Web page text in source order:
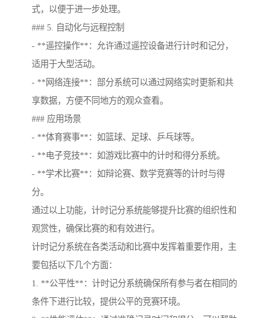
式，以便于进一步处理。
### 5. 自动化与远程控制
- **遥控操作**：允许通过遥控设备进行计时和记分，
适用于大型活动。
- **网络连接**：部分系统可以通过网络实时更新和共
享数据，方便不同地方的观众查看。
### 应用场景
- **体育赛事**：如篮球、足球、乒乓球等。
- **电子竞技**：如游戏比赛中的计时和得分系统。
- **学术比赛**：如辩论赛、数学竞赛等的计时与得
分。
通过以上功能，计时记分系统能够提升比赛的组织性和
观赏性，确保比赛的和有效进行。
计时记分系统在各类活动和比赛中发挥着重要作用，主
要包括以下几个方面：
1. **公平性**：计时记分系统确保所有参与者在相同的
条件下进行比较，提供公平的竞赛环境。